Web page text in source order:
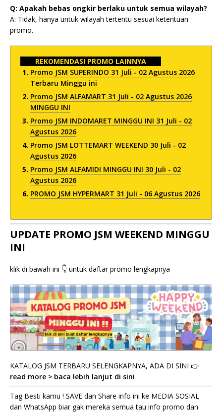
Q: Apakah bebas ongkir berlaku untuk semua wilayah?
A: Tidak, hanya untuk wilayah tertentu sesuai ketentuan
promo.
REKOMENDASI PROMO LAINNYA
Promo JSM SUPERINDO 31 Juli - 02 Agustus 2026
Terbaru Minggu ini
Promo JSM ALFAMART 31 Juli - 02 Agustus 2026
MINGGU INI
Promo JSM INDOMARET MINGGU INI 31 Juli - 02
Agustus 2026
Promo JSM LOTTEMART WEEKEND 30 Juli - 02
Agustus 2026
Promo JSM ALFAMIDI MINGGU INI 30 Juli - 02
Agustus 2026
PROMO JSM HYPERMART 31 Juli - 06 Agustus 2026
UPDATE PROMO JSM WEEKEND MINGGU
INI
klik di bawah ini 👇 untuk daftar promo lengkapnya
KATALOG JSM TERBARU SELENGKAPNYA, ADA DI SINI 👉
read more > baca lebih lanjut di sini
Tag Besti kamu ! SAVE dan Share info ini ke MEDIA SOSIAL
dan WhatsApp biar gak mereka semua tau info promo dan